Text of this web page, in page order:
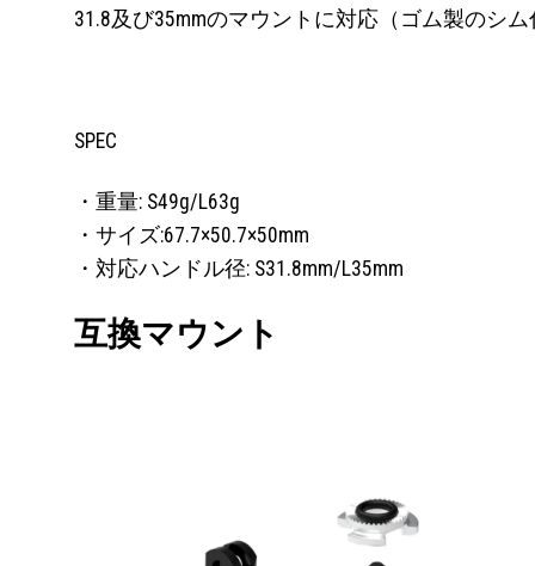
31.8及び35mmのマウントに対応（ゴム製のシ
SPEC
・重量: S49g/L63g
・サイズ:67.7×50.7×50mm
・対応ハンドル径: S31.8mm/L35mm
互換マウント